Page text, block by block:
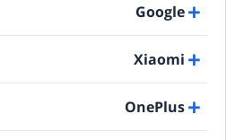
Google
Xiaomi
OnePlus